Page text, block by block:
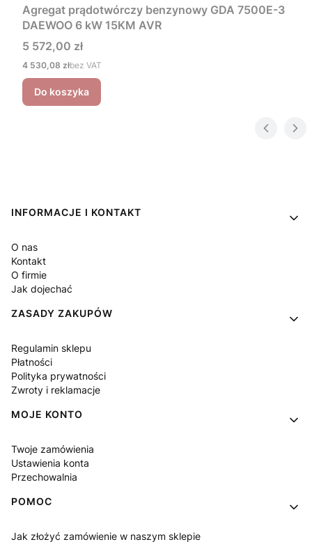
Agregat prądotwórczy benzynowy GDA 7500E-3
DAEWOO 6 kW 15KM AVR
Cena
5 572,00 zł
Cena
4 530,08 złbez VAT
Do koszyka
Linki w stopce
INFORMACJE I KONTAKT
O nas
Kontakt
O firmie
Jak dojechać
ZASADY ZAKUPÓW
Regulamin sklepu
Płatności
Polityka prywatności
Zwroty i reklamacje
MOJE KONTO
Twoje zamówienia
Ustawienia konta
Przechowalnia
POMOC
Jak złożyć zamówienie w naszym sklepie